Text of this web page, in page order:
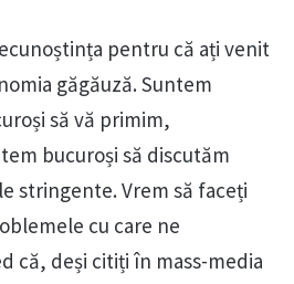
pentru că ați venit
găgăuză. Suntem
să vă primim,
bucuroși să discutăm
stringente. Vrem să faceți
cu care ne
că, deși citiți în mass-media